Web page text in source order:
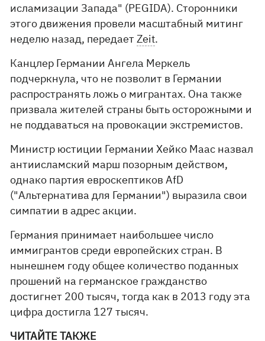
исламизации Запада" (PEGIDA). Сторонники
этого движения провели масштабный митинг
неделю назад, передаетZeit.
Канцлер Германии Ангела Меркель
подчеркнула, что не позволит в Германии
распространять ложь о мигрантах. Она также
призвала жителей страны быть осторожными и
не поддаваться на провокации экстремистов.
Министр юстиции Германии Хейко Маас назвал
антиисламский марш позорным действом,
однако партия евроскептиков AfD
("Альтернатива для Германии") выразила свои
симпатии в адрес акции.
Германия принимает наибольшее число
иммигрантов среди европейских стран. В
нынешнем году общее количество поданных
прошений на германское гражданство
достигнет 200 тысяч, тогда как в 2013 году эта
цифра достигла 127 тысяч.
ЧИТАЙТЕ ТАКЖЕ